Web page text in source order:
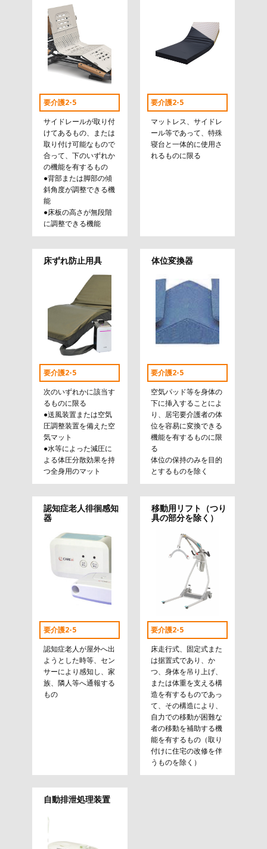
要介護2-5
サイドレールが取り付
けてあるもの、または
取り付け可能なもので
合って、下のいずれか
の機能を有するもの
●背部または脚部の傾
斜角度が調整できる機
能
●床板の高さが無段階
に調整できる機能
要介護2-5
マットレス、サイドレ
ール等であって、特殊
寝台と一体的に使用さ
れるものに限る
床ずれ防止用具
要介護2-5
次のいずれかに該当す
るものに限る
●送風装置または空気
圧調整装置を備えた空
気マット
●水等によった減圧に
よる体圧分散効果を持
つ全身用のマット
体位変換器
要介護2-5
空気パッド等を身体の
下に挿入することによ
り、居宅要介護者の体
位を容易に変換できる
機能を有するものに限
る
体位の保持のみを目的
とするものを除く
認知症老人徘徊感知
器
要介護2-5
認知症老人が屋外へ出
ようとした時等、セン
サーにより感知し、家
族、隣人等へ通報する
もの
移動用リフト（つり
具の部分を除く）
要介護2-5
床走行式、固定式また
は据置式であり、か
つ、身体を吊り上げ、
または体重を支える構
造を有するものであっ
て、その構造により、
自力での移動が困難な
者の移動を補助する機
能を有するもの（取り
付けに住宅の改修を伴
うものを除く）
自動排泄処理装置